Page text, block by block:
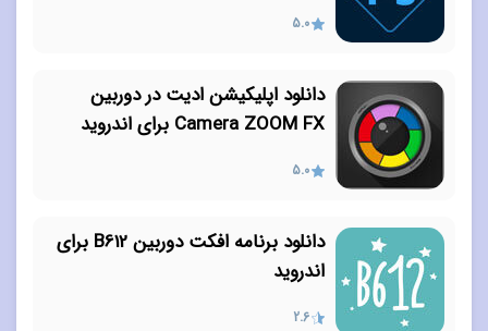
5.0
دانلود اپلیکیشن ادیت در دوربین
Camera ZOOM FX برای اندروید
5.0
دانلود برنامه افکت دوربین B612 برای
اندروید
2.6